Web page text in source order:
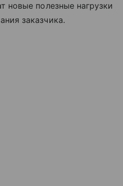
новые полезные нагрузки
заказчика.